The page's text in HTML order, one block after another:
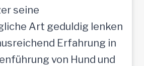
seine
Art geduldig lenken
Erfahrung in
von Hund und